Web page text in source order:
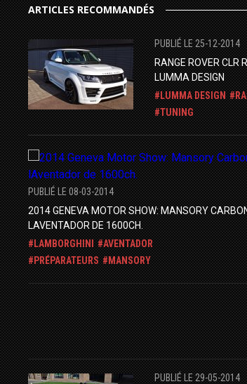
ARTICLES RECOMMANDÉS
PUBLIÉ LE 25-12-2014
RANGE ROVER CLR
LUMMA DESIGN
LUMMA DESIGN
TUNING
PUBLIÉ LE 08-03-2014
2014 GENEVA MOTOR SHOW: MANSORY
LAVENTADOR DE 1600CH.
LAMBORGHINI
AVENTADOR
PRÉPARATEURS
MANSORY
PUBLIÉ LE 29-05-2014